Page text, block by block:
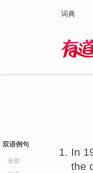
词典
双语例句
全部
In
the